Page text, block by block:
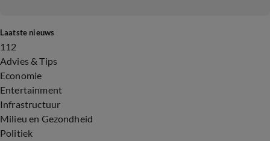
Laatste nieuws
112
Advies & Tips
Economie
Entertainment
Infrastructuur
Milieu en Gezondheid
Politiek